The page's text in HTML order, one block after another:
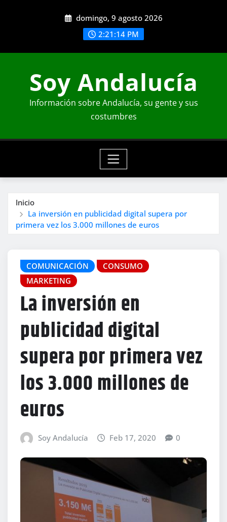
domingo, 9 agosto 2026
2:21:16 PM
Soy Andalucía
Información sobre Andalucía, su gente y sus
costumbres
Inicio
La inversión en publicidad digital supera por
primera vez los 3.000 millones de euros
COMUNICACIÓN
CONSUMO
MARKETING
La inversión en
publicidad digital
supera por primera vez
los 3.000 millones de
euros
Soy Andalucía Feb 17, 2020 0